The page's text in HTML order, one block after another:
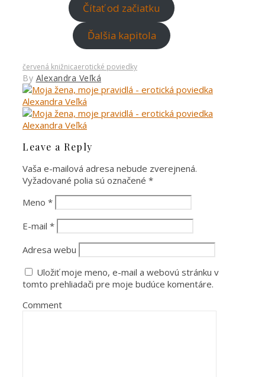
Čítať od začiatku
Ďalšia kapitola
červená knižnicaerotické poviedky
By Alexandra Veľká
Leave a Reply
Vaša e-mailová adresa nebude zverejnená.
Vyžadované polia sú označené *
Meno *
E-mail *
Adresa webu
Uložiť moje meno, e-mail a webovú stránku v
tomto prehliadači pre moje budúce komentáre.
Comment